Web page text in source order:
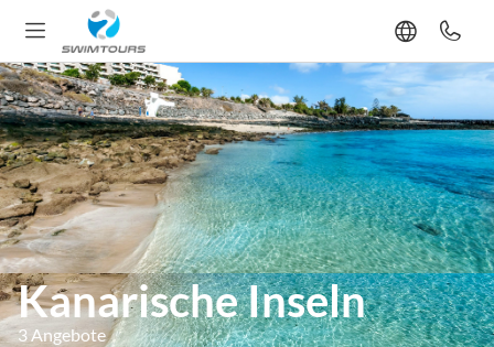
Kanarische Inseln
3 Angebote